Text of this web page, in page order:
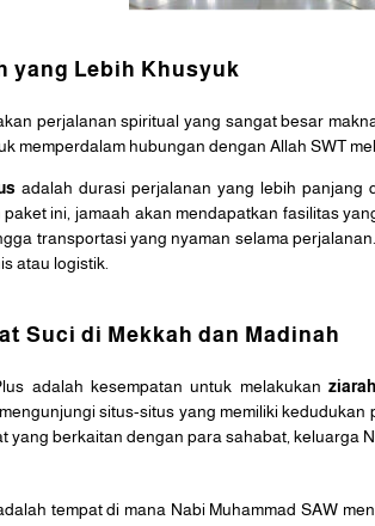
yang Lebih Khusyuk
perjalanan spiritual yang sangat besar
memperdalam hubungan dengan Allah SWT
adalah durasi perjalanan yang lebih panjang
ini, jamaah akan mendapatkan fasilitas
transportasi yang nyaman selama
atau logistik.
Suci di Mekkah dan Madinah
adalah kesempatan untuk melakukan
situs-situs yang memiliki
yang berkaitan dengan para sahabat, keluarga
tempat di mana Nabi Muhammad SAW